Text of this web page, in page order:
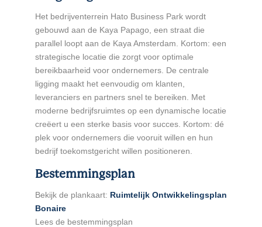
Het bedrijventerrein Hato Business Park wordt
gebouwd aan de Kaya Papago, een straat die
parallel loopt aan de Kaya Amsterdam. Kortom: een
strategische locatie die zorgt voor optimale
bereikbaarheid voor ondernemers. De centrale
ligging maakt het eenvoudig om klanten,
leveranciers en partners snel te bereiken. Met
moderne bedrijfsruimtes op een dynamische locatie
creëert u een sterke basis voor succes. Kortom: dé
plek voor ondernemers die vooruit willen en hun
bedrijf toekomstgericht willen positioneren.
Bestemmingsplan
Bekijk de plankaart: Ruimtelijk Ontwikkelingsplan
Bonaire
Lees de bestemmingsplan